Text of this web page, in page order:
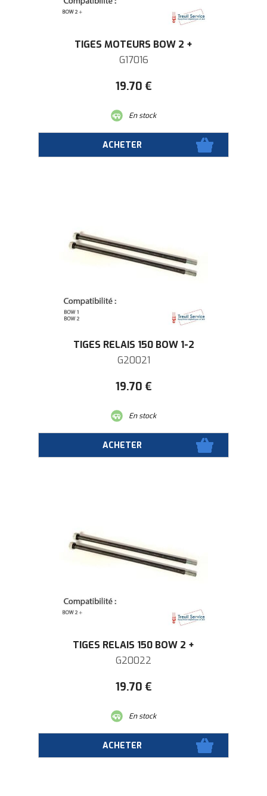
TIGES MOTEURS BOW 2 +
G17016
19.70 €
En stock
TIGES RELAIS 150 BOW 1-2
G20021
19.70 €
En stock
TIGES RELAIS 150 BOW 2 +
G20022
19.70 €
En stock